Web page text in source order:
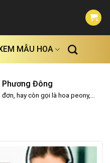
MẪU HOA
Phương Đông
hay còn gọi là hoa peony,...